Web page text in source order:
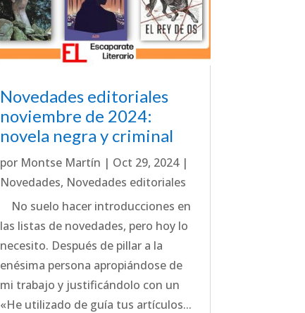
Novedades editoriales
noviembre de 2024:
novela negra y criminal
por Montse Martín | Oct 29, 2024|
Novedades, Novedades editoriales
No suelo hacer introducciones en
las listas de novedades, pero hoy lo
necesito. Después de pillar a la
enésima persona apropiándose de
mi trabajo y justificándolo con un
«He utilizado de guía tus artículos...